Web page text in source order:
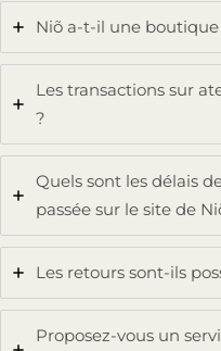
Niõ a-t-il une
Les transactions sur
?
Quels sont les délais
passée sur le site de
Les retours sont-ils
Proposez-vous un